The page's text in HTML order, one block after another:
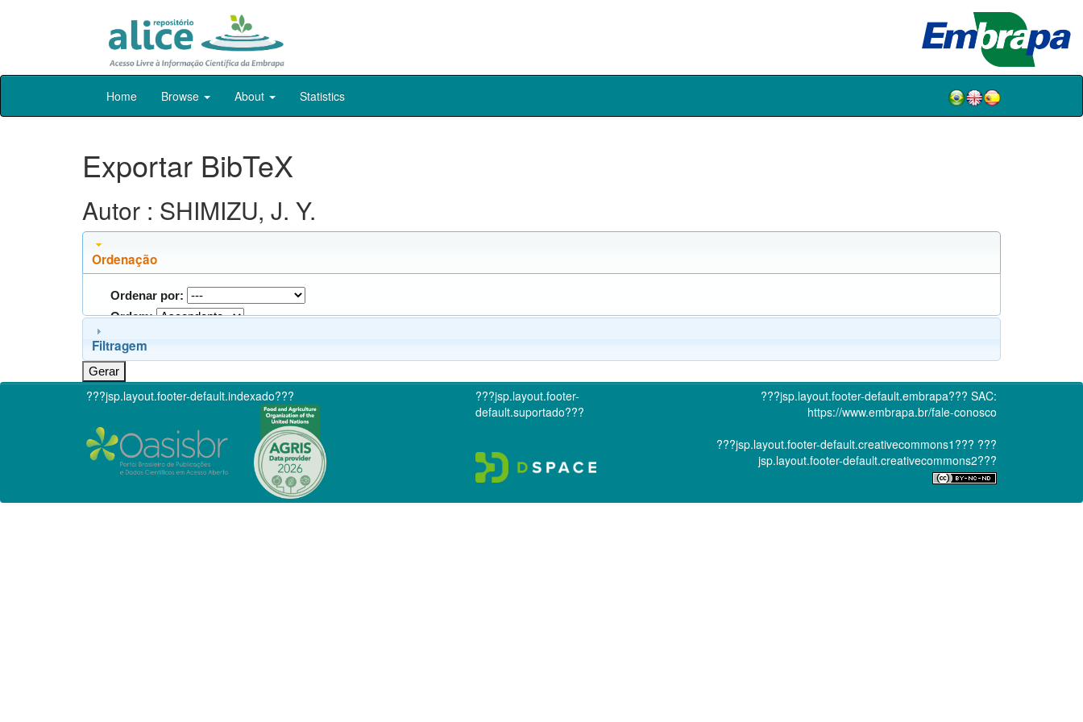
Skip
Home Browse About Statistics
Exportar BibTeX
Autor : SHIMIZU, J. Y.
Ordenação
Ordenar por:
Ordem:
Filtragem
???jsp.layout.footer-default.indexado???
???jsp.layout.footer-
default.suportado???
???jsp.layout.footer-default.embrapa??? SAC:
https://www.embrapa.br/fale-conosco
???jsp.layout.footer-default.creativecommons1??? ???
jsp.layout.footer-default.creativecommons2???